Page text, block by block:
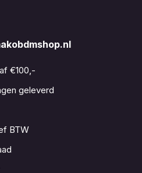
€100,-
geleverd
BTW